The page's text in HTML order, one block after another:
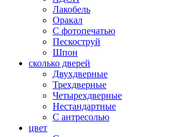
Лакобель
Оракал
С фотопечатью
Пескоструй
Шпон
сколько дверей
Двухдверные
Трехдверные
Четырехдверные
Нестандартные
С антресолью
цвет